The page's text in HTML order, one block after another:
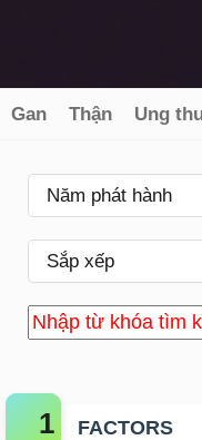
Gan Thận Ung